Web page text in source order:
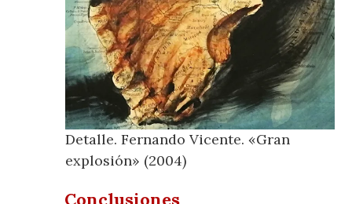
Detalle. Fernando Vicente. «Gran
explosión» (2004)